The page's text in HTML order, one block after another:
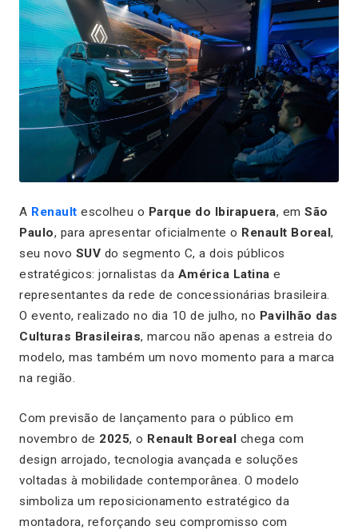
A Renault escolheu o Parque do Ibirapuera, em São
Paulo, para apresentar oficialmente o Renault Boreal,
seu novo SUV do segmento C, a dois públicos
estratégicos: jornalistas da América Latina e
representantes da rede de concessionárias brasileira.
O evento, realizado no dia 10 de julho, no Pavilhão das
Culturas Brasileiras, marcou não apenas a estreia do
modelo, mas também um novo momento para a marca
na região.
Com previsão de lançamento para o público em
novembro de 2025, o Renault Boreal chega com
design arrojado, tecnologia avançada e soluções
voltadas à mobilidade contemporânea. O modelo
simboliza um reposicionamento estratégico da
montadora, reforçando seu compromisso com